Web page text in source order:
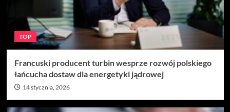
TOP
Francuski producent turbin wesprze rozwój polskiego
łańcucha dostaw dla energetyki jądrowej
14 stycznia, 2026